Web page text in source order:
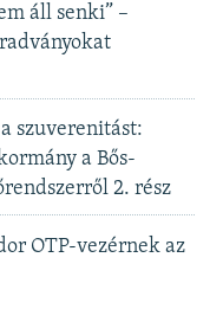
áll senki” –
szuverenitást:
a Bős-
2. rész
OTP-vezérnek az